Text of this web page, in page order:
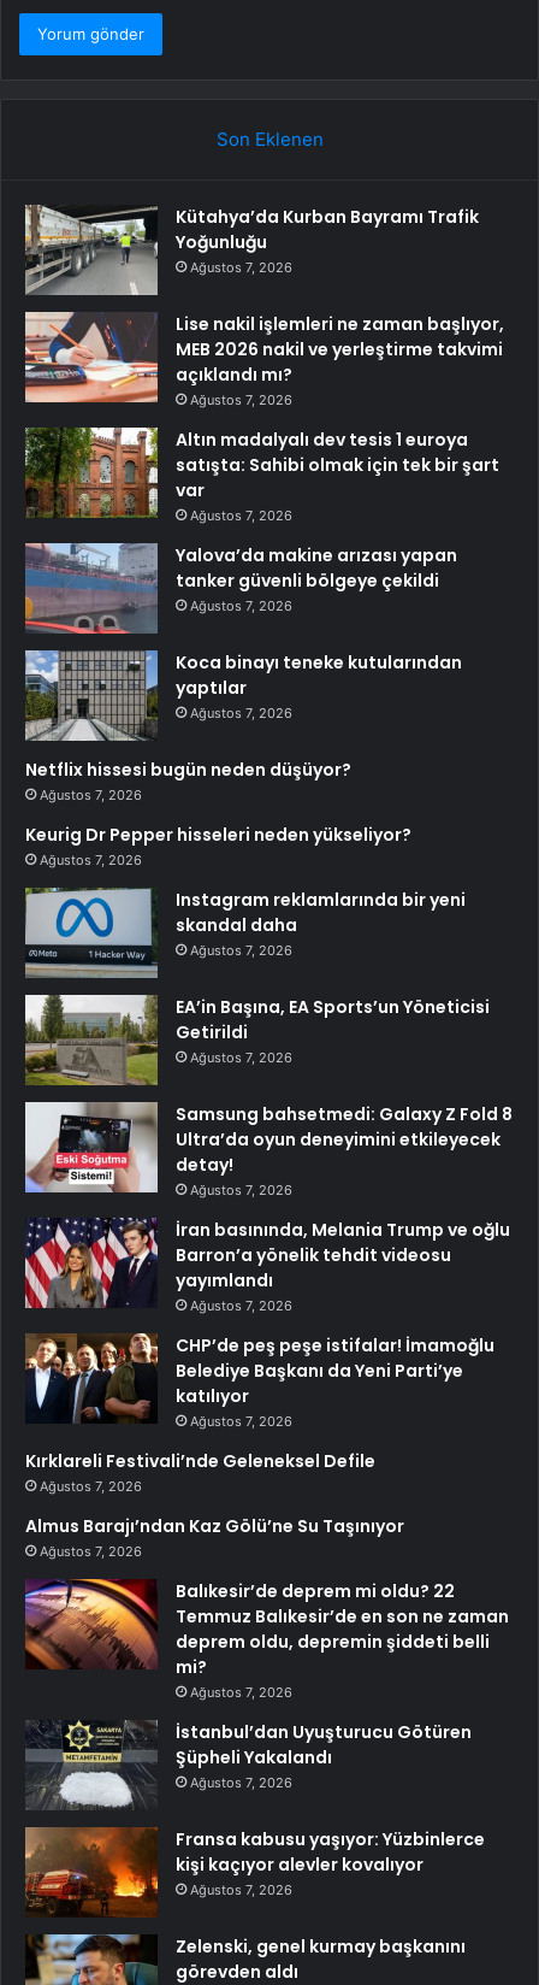
Son Eklenen
Kütahya’da Kurban Bayramı Trafik
Yoğunluğu
Ağustos 7, 2026
Lise nakil işlemleri ne zaman başlıyor,
MEB 2026 nakil ve yerleştirme takvimi
açıklandı mı?
Ağustos 7, 2026
Altın madalyalı dev tesis 1 euroya
satışta: Sahibi olmak için tek bir şart
var
Ağustos 7, 2026
Yalova’da makine arızası yapan
tanker güvenli bölgeye çekildi
Ağustos 7, 2026
Koca binayı teneke kutularından
yaptılar
Ağustos 7, 2026
Netflix hissesi bugün neden düşüyor?
Ağustos 7, 2026
Keurig Dr Pepper hisseleri neden yükseliyor?
Ağustos 7, 2026
Instagram reklamlarında bir yeni
skandal daha
Ağustos 7, 2026
EA’in Başına, EA Sports’un Yöneticisi
Getirildi
Ağustos 7, 2026
Samsung bahsetmedi: Galaxy Z Fold 8
Ultra’da oyun deneyimini etkileyecek
detay!
Ağustos 7, 2026
İran basınında, Melania Trump ve oğlu
Barron’a yönelik tehdit videosu
yayımlandı
Ağustos 7, 2026
CHP’de peş peşe istifalar! İmamoğlu
Belediye Başkanı da Yeni Parti’ye
katılıyor
Ağustos 7, 2026
Kırklareli Festivali’nde Geleneksel Defile
Ağustos 7, 2026
Almus Barajı’ndan Kaz Gölü’ne Su Taşınıyor
Ağustos 7, 2026
Balıkesir’de deprem mi oldu? 22
Temmuz Balıkesir’de en son ne zaman
deprem oldu, depremin şiddeti belli
mi?
Ağustos 7, 2026
İstanbul’dan Uyuşturucu Götüren
Şüpheli Yakalandı
Ağustos 7, 2026
Fransa kabusu yaşıyor: Yüzbinlerce
kişi kaçıyor alevler kovalıyor
Ağustos 7, 2026
Zelenski, genel kurmay başkanını
görevden aldı